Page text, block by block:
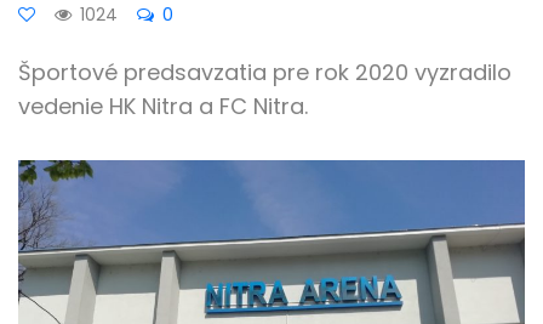
1024
0
Športové predsavzatia pre rok 2020 vyzradilo
vedenie HK Nitra a FC Nitra.